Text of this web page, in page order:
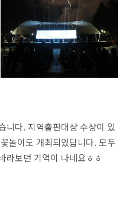
니다. 지역출판대상 수상이 있
놀이도 개최되었답니다. 모두
라보던 기억이 나네요ㅎㅎ